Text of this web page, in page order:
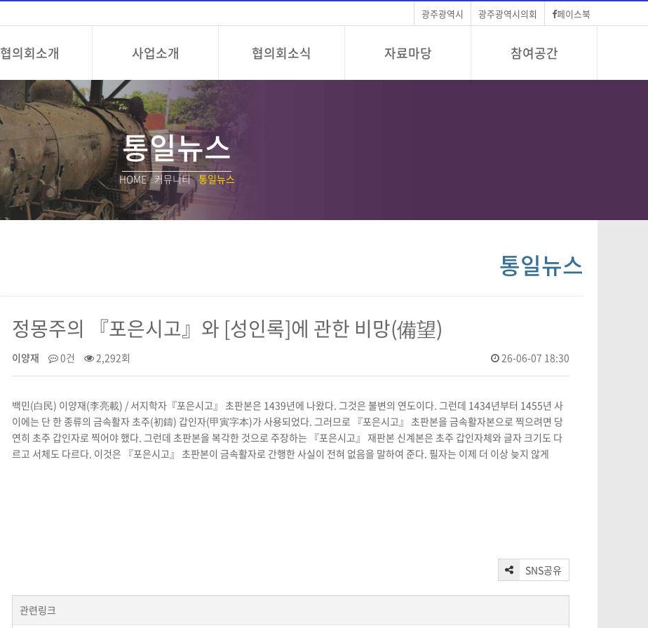
페이스북
광주광역시의회
광주광역시
협의회소개 사업소개 협의회소식 자료마당 참여공간
통일뉴스
HOME/커뮤니티/통일뉴스
통일뉴스
정몽주의 『포은시고』와 [성인록]에 관한 비망(備望)
이양재 0건 2,292회 26-06-07 18:30
백민(白民) 이양재(李亮載) / 서지학자『포은시고』 초판본은 1439년에 나왔다. 그것은 불변의 연도이다. 그런데 1434년부터 1455년 사
이에는 단 한 종류의 금속활자 초주(初鑄) 갑인자(甲寅字本)가 사용되었다. 그러므로 『포은시고』 초판본을 금속활자본으로 찍으려면 당
연히 초주 갑인자로 찍어야 했다. 그런데 초판본을 복각한 것으로 주장하는 『포은시고』 재판본 신계본은 초주 갑인자체와 글자 크기도 다
르고 서체도 다르다. 이것은 『포은시고』 초판본이 금속활자로 간행한 사실이 전혀 없음을 말하여 준다. 필자는 이제 더 이상 늦지 않게
SNS공유
관련링크